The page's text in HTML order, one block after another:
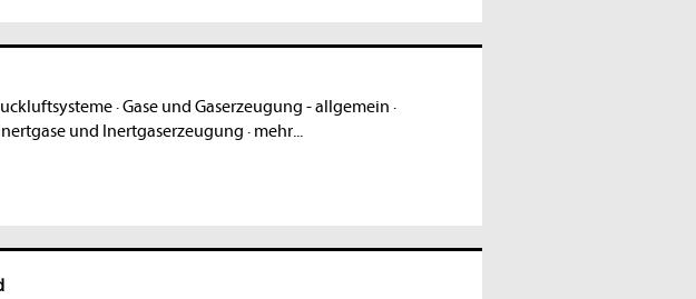
·Gase und Gaserzeugung - allgemein ·
Inertgase und Inertgaserzeugung · mehr...